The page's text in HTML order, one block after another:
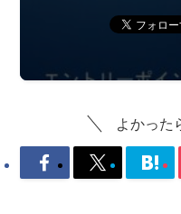
よかった